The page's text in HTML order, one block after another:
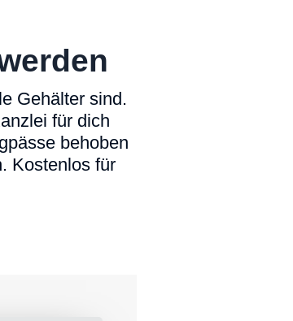
Gehälter sind.
für dich
behoben
Kostenlos für